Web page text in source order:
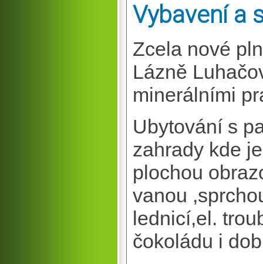
Vybavení a
Zcela nové
Lázně
minerálními
Ubytování s
zahrady kde
plochou
vanou
lednicí,el.
čokoládu i